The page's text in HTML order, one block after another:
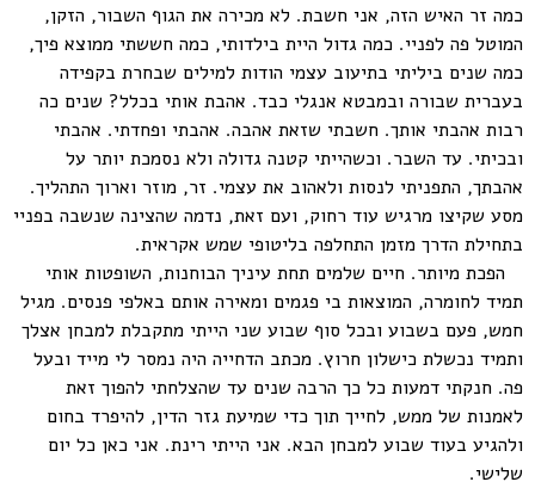
כמה זר האיש הזה, אני חשבת. לא מכירה את הגוף השבור, הזקן,
המוטל פה לפניי. כמה גדול היית בילדותי, כמה חששתי ממוצא פיך,
כמה שנים ביליתי בתיעוב עצמי הודות למילים שבחרת בקפידה
בעברית שבורה ובמבטא אנגלי כבד. אהבת אותי בכלל? שנים כה
רבות אהבתי אותך. חשבתי שזאת אהבה. אהבתי ופחדתי. אהבתי
ובכיתי. עד השבר. וכשהייתי קטנה גדולה ולא נסמכת יותר על
אהבתך, התפניתי לנסות ולאהוב את עצמי. זר, מוזר וארוך התהליך.
מסע שקיצו מרגיש עוד רחוק, ועם זאת, נדמה שהצינה שנשבה בפניי
בתחילת הדרך מזמן התחלפה בליטופי שמש אקראית.
הפכת מיותר. חיים שלמים תחת עיניך הבוחנות, השופטות אותי
תמיד לחומרה, המוצאות בי פגמים ומאירה אותם באלפי פנסים. מגיל
חמש, פעם בשבוע ובכל סוף שבוע שני הייתי מתקבלת למבחן אצלך
ותמיד נכשלת כישלון חרוץ. מכתב הדחייה היה נמסר לי מייד ובעל
פה. חנקתי דמעות כל כך הרבה שנים עד שהצלחתי להפוך זאת
לאמנות של ממש, לחייך תוך כדי שמיעת גזר הדין, להיפרד בחום
ולהגיע בעוד שבוע למבחן הבא. אני הייתי רינת. אני כאן כל יום
שלישי.